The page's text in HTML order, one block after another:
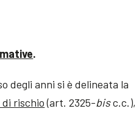
.
degli anni si è delineata la
rischio(art. 2325-bisc.c.),